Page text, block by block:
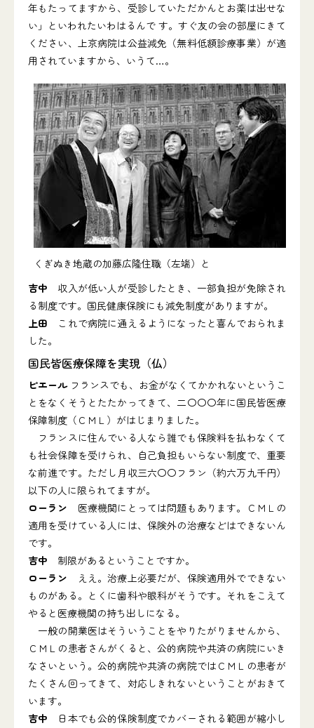
年もたってますから、受診していただかんとお薬は出せな
い」といわれたいわはるんで す。すぐ友の会の部屋にきて
ください、上京病院は公益減免（無料低額診療事業）が適
用されていますから、いうて…。
くぎぬき地蔵の加藤広隆住職（左端）と
吉中 収入が低い人が受診したとき、一部負担が免除され
る制度です。国民健康保険にも減免制度がありますが。
上田 これで病院に通えるようになったと喜んでおられま
した。
国民皆医療保障を実現（仏）
ピエールフランスでも、お金がなくてかかれないというこ
とをなくそうとたたかってきて、二〇〇〇年に国民皆医療
保障制度（ＣＭＬ）がはじまりました。
フランスに住んでいる人なら誰でも保険料を払わなくて
も社会保障を受けられ、自己負担もいらない制度で、重要
な前進です。ただし月収三六〇〇フラン（約六万九千円）
以下の人に限られてますが。
ローラン 医療機関にとっては問題もあります。ＣＭＬの
適用を受けている人には、保険外の治療などはできないん
です。
吉中 制限があるということですか。
ローラン ええ。治療上必要だが、保険適用外でできない
ものがある。とくに歯科や眼科がそうです。それをこえて
やると医療機関の持ち出しになる。
一般の開業医はそういうことをやりたがりませんから、
ＣＭＬの患者さんがくると、公的病院や共済の病院にいき
なさいという。公的病院や共済の病院ではＣＭＬの患者が
たくさん回ってきて、対応しきれないということがおきて
います。
吉中 日本でも公的保険制度でカバーされる範囲が縮小し